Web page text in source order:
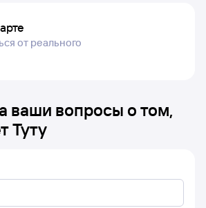
от реального
ваши вопросы о том,
Туту